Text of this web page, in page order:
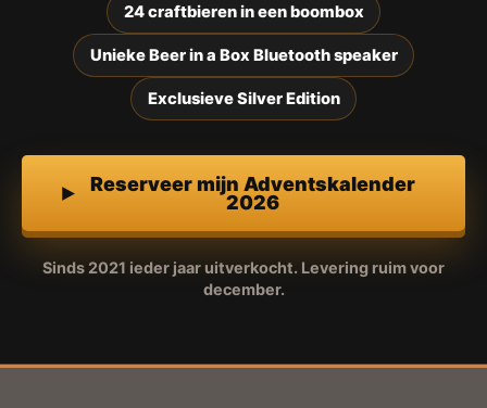
24 craftbieren in een boombox
Unieke Beer in a Box Bluetooth speaker
Exclusieve Silver Edition
Reserveer mijn Adventskalender
2026
Sinds 2021 ieder jaar uitverkocht. Levering ruim voor
december.